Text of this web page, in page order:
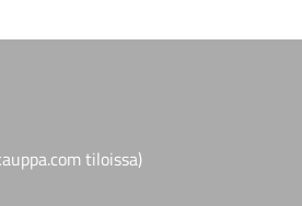
tiloissa)